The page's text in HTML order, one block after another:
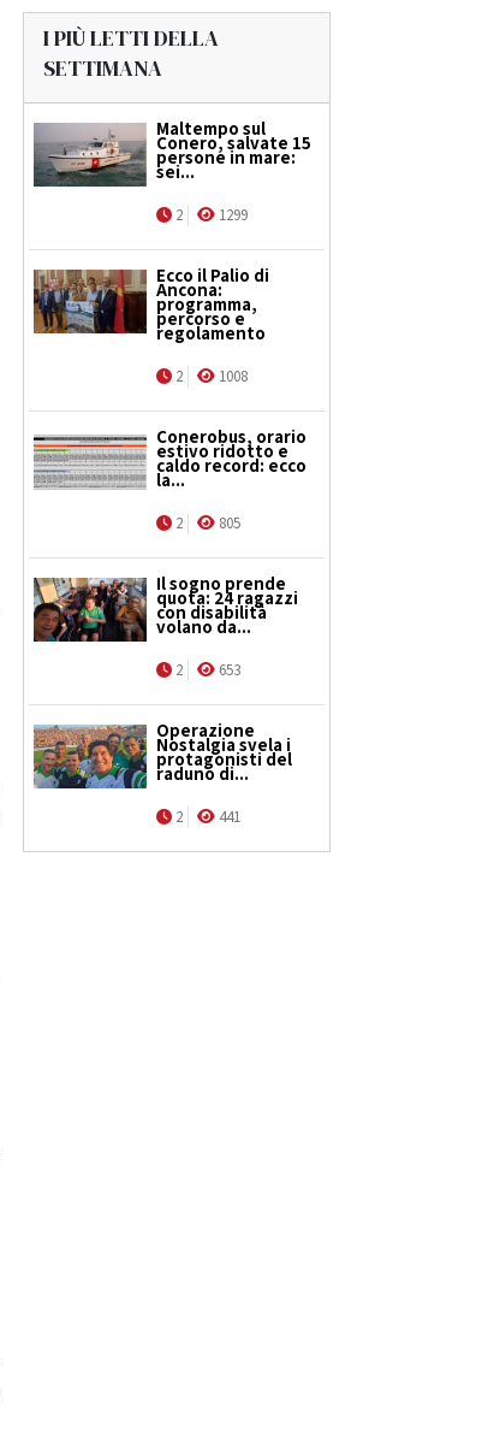
I PIÙ LETTI DELLA
SETTIMANA
Maltempo sul
Conero, salvate 15
persone in mare:
sei...
2 1299
Ecco il Palio di
Ancona:
programma,
percorso e
regolamento
2 1008
Conerobus, orario
estivo ridotto e
caldo record: ecco
la...
2 805
Il sogno prende
quota: 24 ragazzi
con disabilità
volano da...
2 653
Operazione
Nostalgia svela i
protagonisti del
raduno di...
2 441